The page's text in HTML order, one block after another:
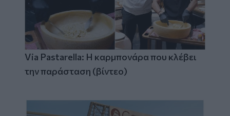
Via Pastarella: Η καρμπονάρα που κλέβει
την παράσταση (βίντεο)